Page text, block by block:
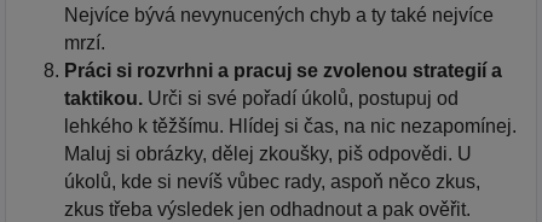
Nejvíce bývá nevynucených chyb a ty také nejvíce
mrzí.
Práci si rozvrhni a pracuj se zvolenou strategií a
taktikou. Urči si své pořadí úkolů, postupuj od
lehkého k těžšímu. Hlídej si čas, na nic nezapomínej.
Maluj si obrázky, dělej zkoušky, piš odpovědi. U
úkolů, kde si nevíš vůbec rady, aspoň něco zkus,
zkus třeba výsledek jen odhadnout a pak ověřit.